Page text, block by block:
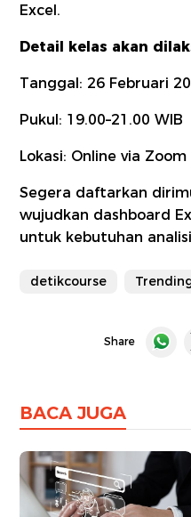
Excel.
Detail kelas akan
Tanggal: 26 Februari
Pukul: 19.00–21.00 WIB
Lokasi: Online via
Segera daftarkan
wujudkan dashboard
untuk kebutuhan
detikcourse
Share
BACA JUGA